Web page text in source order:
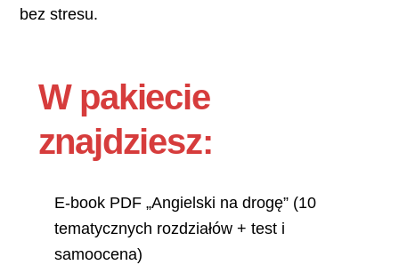
bez stresu.
W pakiecie
znajdziesz:
E-book PDF „Angielski na drogę” (10
tematycznych rozdziałów + test i
samoocena)